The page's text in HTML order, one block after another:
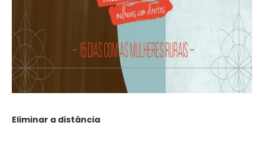
Eliminar a distância